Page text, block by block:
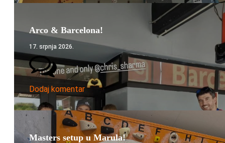
Arco & Barcelona!
17. srpnja 2026.
Dodaj komentar
Masters setup u Marula!